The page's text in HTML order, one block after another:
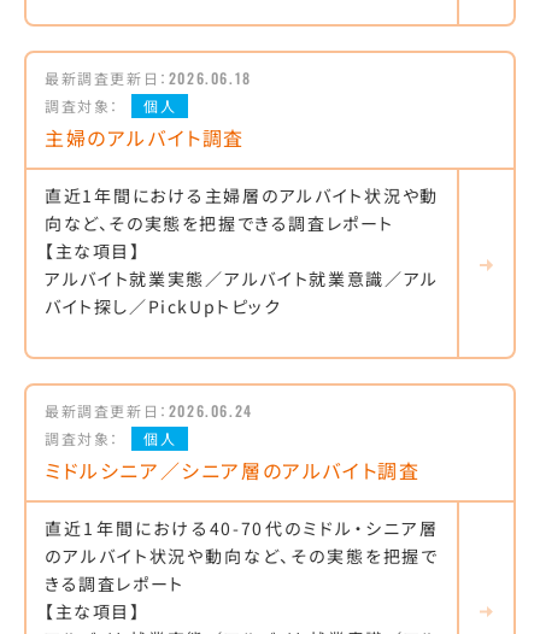
最新調査更新日： 2026.06.18
調査対象：
個人
主婦のアルバイト調査
直近1年間における主婦層のアルバイト状況や動
向など、その実態を把握できる調査レポート
【主な項目】
アルバイト就業実態／アルバイト就業意識／アル
バイト探し／PickUpトピック
最新調査更新日： 2026.06.24
調査対象：
個人
ミドルシニア／シニア層のアルバイト調査
直近1年間における40-70代のミドル・シニア層
のアルバイト状況や動向など、その実態を把握で
きる調査レポート
【主な項目】